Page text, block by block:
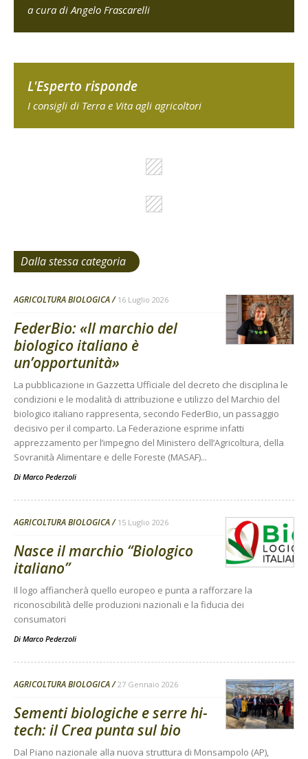
a cura di Angelo Frascarelli
L'Esperto risponde
I consigli di Terra e Vita agli agricoltori
Dalla stessa categoria
AGRICOLTURA BIOLOGICA 16 Luglio 2026
FederBio: «Il marchio del
biologico italiano è
un’opportunità»
La pubblicazione in Gazzetta Ufficiale del decreto che disciplina le
condizioni e le modalità di attribuzione e utilizzo del Marchio del
biologico italiano rappresenta, secondo FederBio, un passaggio
decisivo per il comparto. La Federazione esprime infatti
apprezzamento per l’impegno del Ministero dell’Agricoltura, della
Sovranità Alimentare e delle Foreste (MASAF)...
Di Marco Pederzoli
AGRICOLTURA BIOLOGICA 15 Luglio 2026
Nasce il marchio “Biologico
italiano”
Il logo affiancherà quello europeo e punta a rafforzare la
riconoscibilità delle produzioni nazionali e la fiducia dei
consumatori
Di Marco Pederzoli
AGRICOLTURA BIOLOGICA 27 Gennaio 2026
Sementi biologiche e serre hi-
tech: il Crea punta sul bio
Dal Piano nazionale alla nuova struttura di Monsampolo (AP),